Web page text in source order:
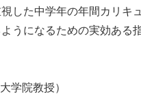
した中学年の年間カリキ
うになるための実効ある
学院教授）